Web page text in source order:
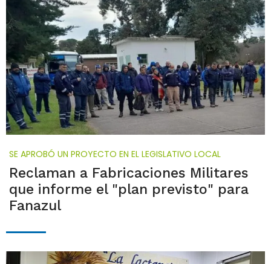
SE APROBÓ UN PROYECTO EN EL LEGISLATIVO LOCAL
Reclaman a Fabricaciones Militares
que informe el "plan previsto" para
Fanazul